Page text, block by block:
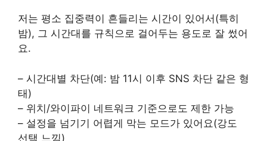
저는 평소 집중력이 흔들리는 시간이 있어서(특히
밤), 그 시간대를 규칙으로 걸어두는 용도로 잘 썼어
요.
– 시간대별 차단(예: 밤 11시 이후 SNS 차단 같은 형
태)
– 위치/와이파이 네트워크 기준으로도 제한 가능
– 설정을 넘기기 어렵게 막는 모드가 있어요(강도
선택 느낌)